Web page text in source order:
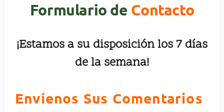
Formulario de Contacto
¡Estamos a su disposición los 7 días
de la semana!
Envíenos Sus Comentarios